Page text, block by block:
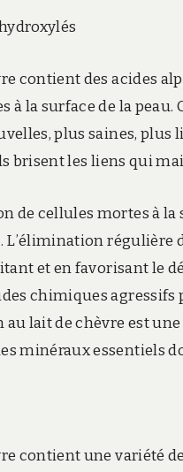
contient des acides
à la surface de la
plus saines, plus
brisent les liens qui
de cellules mortes à
régulière
et en favorisant le
chimiques
au lait de chèvre est
minéraux essentiels
contient une variété